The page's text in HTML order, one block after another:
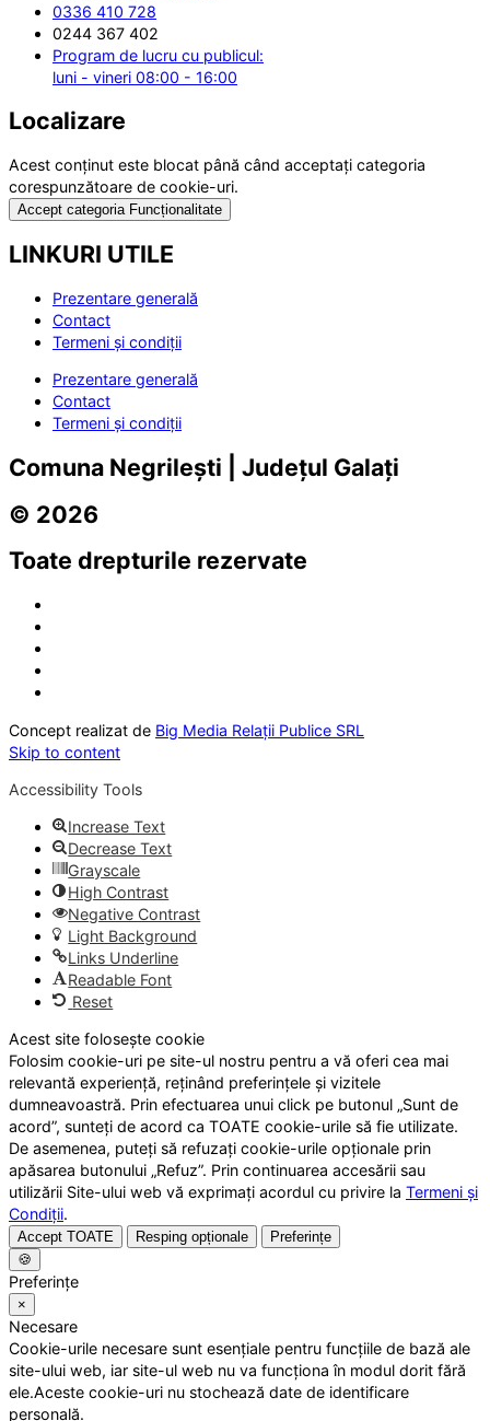
0336 410 728
0244 367 402
Program de lucru cu publicul:
luni - vineri 08:00 - 16:00
Localizare
Acest conținut este blocat până când acceptați categoria
corespunzătoare de cookie-uri.
Accept categoria Funcționalitate
LINKURI UTILE
Prezentare generală
Contact
Termeni și condiții
Prezentare generală
Contact
Termeni și condiții
Comuna Negrilești | Județul Galați
© 2026
Toate drepturile rezervate
Concept realizat de Big Media Relații Publice SRL
Skip to content
Accessibility Tools
Increase Text
Decrease Text
Grayscale
High Contrast
Negative Contrast
Light Background
Links Underline
Readable Font
Reset
Acest site folosește cookie
Folosim cookie-uri pe site-ul nostru pentru a vă oferi cea mai
relevantă experiență, reținând preferințele și vizitele
dumneavoastră. Prin efectuarea unui click pe butonul „Sunt de
acord”, sunteți de acord ca TOATE cookie-urile să fie utilizate.
De asemenea, puteți să refuzați cookie-urile opționale prin
apăsarea butonului „Refuz”. Prin continuarea accesării sau
utilizării Site-ului web vă exprimați acordul cu privire la Termeni și
Condiții.
Accept TOATE Resping opționale
Preferințe
🍪
Preferințe
×
Necesare
Cookie-urile necesare sunt esențiale pentru funcțiile de bază ale
site-ului web, iar site-ul web nu va funcționa în modul dorit fără
ele.Aceste cookie-uri nu stochează date de identificare
personală.